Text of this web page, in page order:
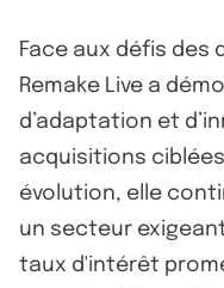
Face aux défis des
Remake Live a
d’adaptation et
acquisitions
évolution, elle
un secteur
taux d'intérêt